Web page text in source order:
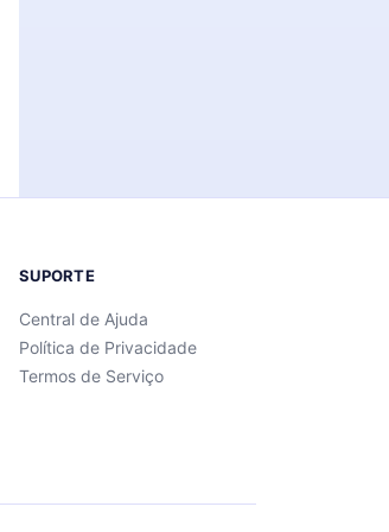
SUPORTE
Central de Ajuda
Política de Privacidade
Termos de Serviço